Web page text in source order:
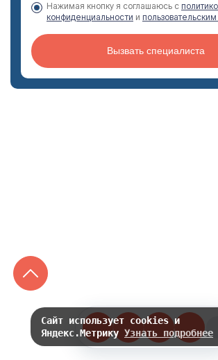
Нажимая кнопку я соглашаюсь с
конфиденциальности и
Вызвать специалиста
3300 ₽ 2300 ₽
Сайт использует cookies и
Яндекс.Метрику Узнать подробнее